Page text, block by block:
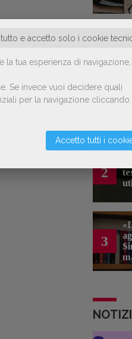
tutto e accetto solo i cookie
tua esperienza di navigazione,
Se invece vuoi decidere quali
per la navigazione cliccando
Accetto tutti i
LE
1
2
3